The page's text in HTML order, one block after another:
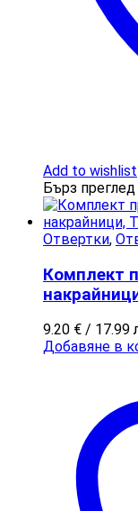
Add to wishlist
Бърз преглед
Отвертки,
Комплект
9.20 € / 17.99
Добавяне в